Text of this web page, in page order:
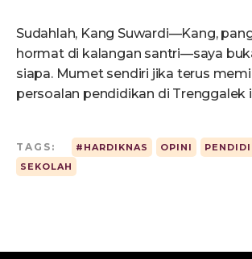
Sudahlah, Kang Suwardi—Kang,
hormat di kalangan santri—saya
siapa. Mumet sendiri jika terus
persoalan pendidikan di Trenggalek
TAGS: #HARDIKNAS OPINI
SEKOLAH